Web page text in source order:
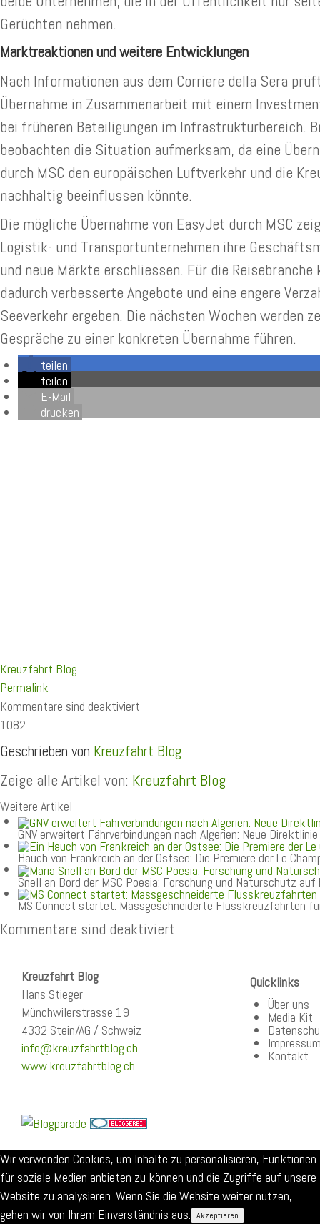
Gerüchten nehmen.
Marktreaktionen und weitere Entwicklungen
Nach Informationen aus dem Corriere della Sera
Übernahme in Zusammenarbeit mit einem
bei früheren Beteiligungen im Infrastrukturbereich.
beobachten die Situation aufmerksam, da eine
durch MSC den europäischen Luftverkehr und die
nachhaltig beeinflussen könnte.
Die mögliche Übernahme von EasyJet durch MSC
Logistik- und Transportunternehmen ihre
und neue Märkte erschliessen. Für die Reisebranche
dadurch verbesserte Angebote und eine engere
Seeverkehr ergeben. Die nächsten Wochen werden
Gespräche zu einer konkreten Übernahme führen.
teilen
teilen
E-Mail
drucken
Kreuzfahrt Blog
Permalink
Kommentare sind deaktiviert
1082
Geschrieben von Kreuzfahrt Blog
Zeige alle Artikel von: Kreuzfahrt Blog
Weitere Artikel
GNV erweitert Fährverbindungen nach Algerien: Neue
Hauch von Frankreich an der Ostsee: Die Premiere der Le
Snell an Bord der MSC Poesia: Forschung und Naturschutz auf
MS Connect startet: Massgeschneiderte Flusskreuzfahrten
Kommentare sind deaktiviert
Kreuzfahrt Blog
Hans Stieger
Münchwilerstrasse 19
4332 Stein/AG / Schweiz
info@kreuzfahrtblog.ch
www.kreuzfahrtblog.ch
Quicklinks
Über uns
Media Kit
Kontakt
Wir verwenden Cookies, um Inhalte zu personalisieren, Funktionen
für soziale Medien anbieten zu können und die Zugriffe auf unsere
Website zu analysieren. Wenn Sie die Website weiter nutzen,
gehen wir von Ihrem Einverständnis aus. Akzeptieren